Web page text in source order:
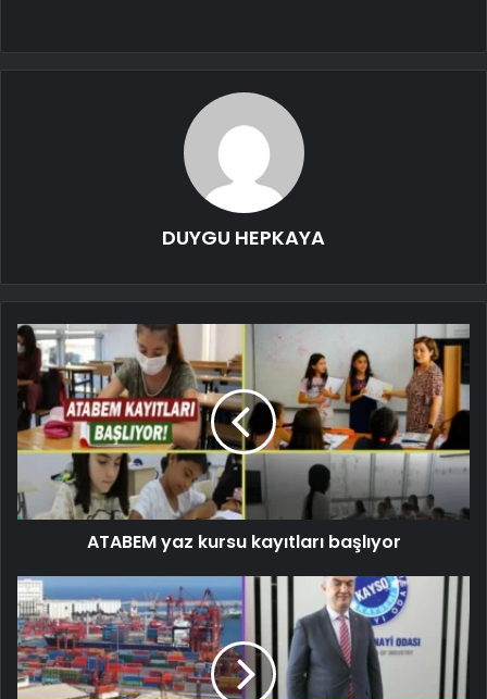
DUYGU HEPKAYA
ATABEM yaz kursu kayıtları başlıyor